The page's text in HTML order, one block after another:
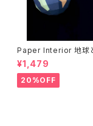
Paper Interior 地球
h and moon
¥1,479
20%OFF